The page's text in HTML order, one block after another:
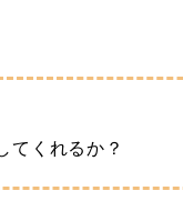
てくれるか？